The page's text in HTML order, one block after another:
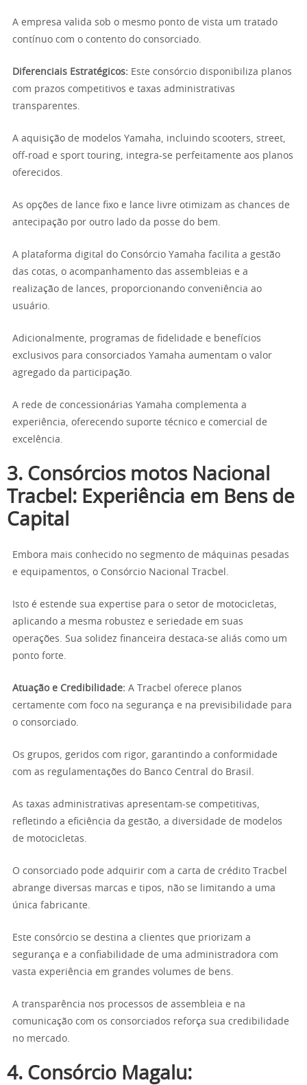
A empresa valida sob o mesmo ponto de vista um tratado
contínuo com o contento do consorciado.
Diferenciais Estratégicos: Este consórcio disponibiliza planos
com prazos competitivos e taxas administrativas
transparentes.
A aquisição de modelos Yamaha, incluindo scooters, street,
off-road e sport touring, integra-se perfeitamente aos planos
oferecidos.
As opções de lance fixo e lance livre otimizam as chances de
antecipação por outro lado da posse do bem.
A plataforma digital do Consórcio Yamaha facilita a gestão
das cotas, o acompanhamento das assembleias e a
realização de lances, proporcionando conveniência ao
usuário.
Adicionalmente, programas de fidelidade e benefícios
exclusivos para consorciados Yamaha aumentam o valor
agregado da participação.
A rede de concessionárias Yamaha complementa a
experiência, oferecendo suporte técnico e comercial de
excelência.
3. Consórcios motos Nacional
Tracbel: Experiência em Bens de
Capital
Embora mais conhecido no segmento de máquinas pesadas
e equipamentos, o Consórcio Nacional Tracbel.
Isto é estende sua expertise para o setor de motocicletas,
aplicando a mesma robustez e seriedade em suas
operações. Sua solidez financeira destaca-se aliás como um
ponto forte.
Atuação e Credibilidade: A Tracbel oferece planos
certamente com foco na segurança e na previsibilidade para
o consorciado.
Os grupos, geridos com rigor, garantindo a conformidade
com as regulamentações do Banco Central do Brasil.
As taxas administrativas apresentam-se competitivas,
refletindo a eficiência da gestão, a diversidade de modelos
de motocicletas.
O consorciado pode adquirir com a carta de crédito Tracbel
abrange diversas marcas e tipos, não se limitando a uma
única fabricante.
Este consórcio se destina a clientes que priorizam a
segurança e a confiabilidade de uma administradora com
vasta experiência em grandes volumes de bens.
A transparência nos processos de assembleia e na
comunicação com os consorciados reforça sua credibilidade
no mercado.
4. Consórcio Magalu: